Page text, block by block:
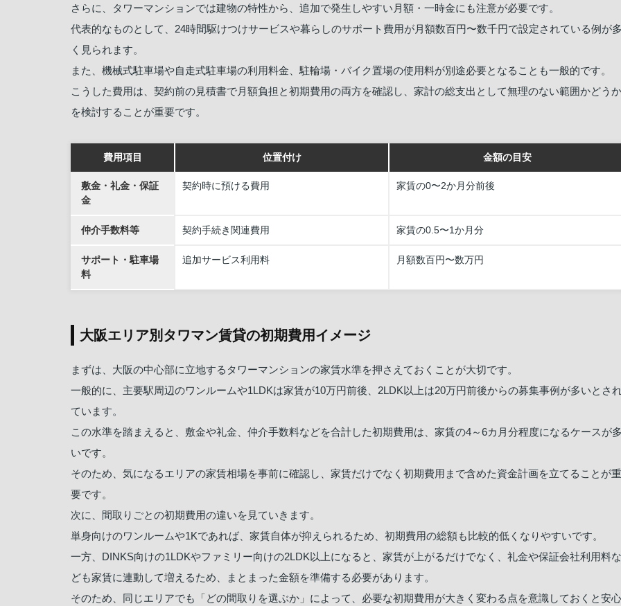
さらに、タワーマンションでは建物の特性から、追加で発生しやすい月額・一時金にも注意が必要です。
代表的なものとして、24時間駆けつけサービスや暮らしのサポート費用が月額数百円〜数千円で設定されている例が
く見られます。
また、機械式駐車場や自走式駐車場の利用料金、駐輪場・バイク置場の使用料が別途必要となることも一般的です。
こうした費用は、契約前の見積書で月額負担と初期費用の両方を確認し、家計の総支出として無理のない範囲かどうか
を検討することが重要です。
費用項目 位置付け 金額の目安
敷金・礼金・保証
金
契約時に預ける費用 家賃の0〜2か月分前後
仲介手数料等 契約手続き関連費用 家賃の0.5〜1か月分
サポート・駐車場
料
追加サービス利用料 月額数百円〜数万円
大阪エリア別タワマン賃貸の初期費用イメージ
まずは、大阪の中心部に立地するタワーマンションの家賃水準を押さえておくことが大切です。
一般的に、主要駅周辺のワンルームや1LDKは家賃が10万円前後、2LDK以上は20万円前後からの募集事例が多いとさ
ています。
この水準を踏まえると、敷金や礼金、仲介手数料などを合計した初期費用は、家賃の4～6カ月分程度になるケースが
いです。
そのため、気になるエリアの家賃相場を事前に確認し、家賃だけでなく初期費用まで含めた資金計画を立てることが重
要です。
次に、間取りごとの初期費用の違いを見ていきます。
単身向けのワンルームや1Kであれば、家賃自体が抑えられるため、初期費用の総額も比較的低くなりやすいです。
一方、DINKS向けの1LDKやファミリー向けの2LDK以上になると、家賃が上がるだけでなく、礼金や保証会社利用料な
ども家賃に連動して増えるため、まとまった金額を準備する必要があります。
そのため、同じエリアでも「どの間取りを選ぶか」によって、必要な初期費用が大きく変わる点を意識しておくと安心